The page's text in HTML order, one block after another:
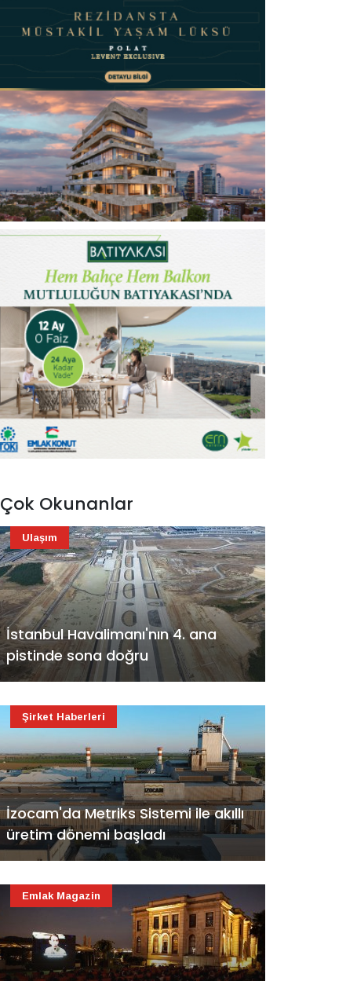
Çok Okunanlar
İstanbul Havalimanı'nın 4. ana
pistinde sona doğru
Ulaşım
İzocam'da Metriks Sistemi ile akıllı
üretim dönemi başladı
Şirket Haberleri
Emlak Magazin